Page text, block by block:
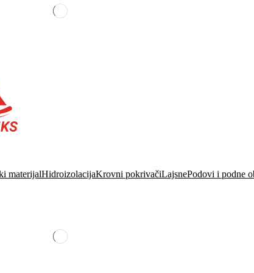
materijalHidroizolacijaKrovni pokrivačiLajsnePodovi i podne